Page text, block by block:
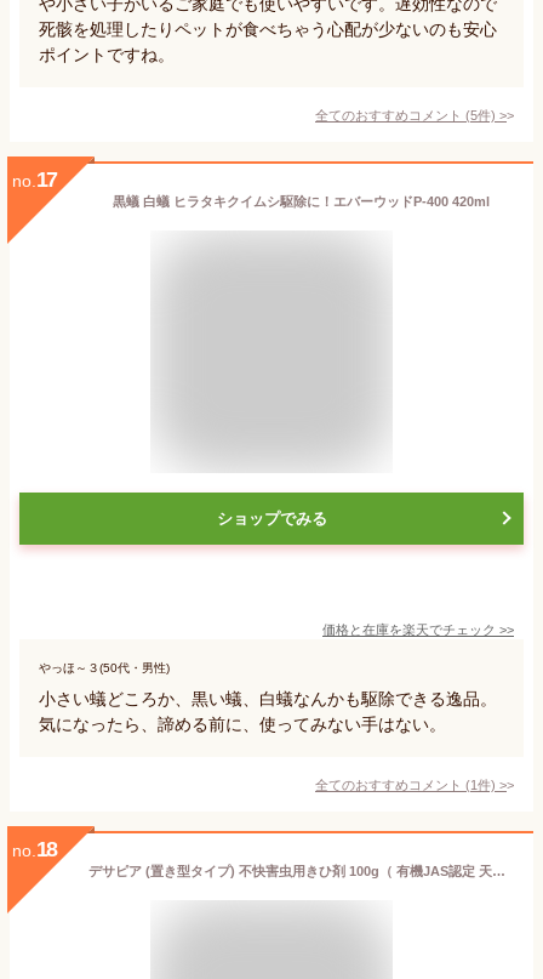
死骸を処理したりペットが食べちゃう心配が少ないのも安心
ポイントですね。
全てのおすすめコメント (5件) >
no. 17
黒蟻 白蟻 ヒラタキクイムシ駆除に！エバーウッドP-400 420ml
ショップでみる
価格と在庫を楽天でチェック >>
やっほ～３(50代・男性)
小さい蟻どころか、黒い蟻、白蟻なんかも駆除できる逸品。
気になったら、諦める前に、使ってみない手はない。
全てのおすすめコメント (1件) >
no. 18
デサピア (置き型タイプ) 不快害虫用きひ剤 100g（ 有機JAS認定 天然植物エキス 害虫 虫除け 虫よけ 害虫駆除 防虫 防虫剤 退治 対策 ゴキブリ ハエ コバエ アリ 置くだけ ）